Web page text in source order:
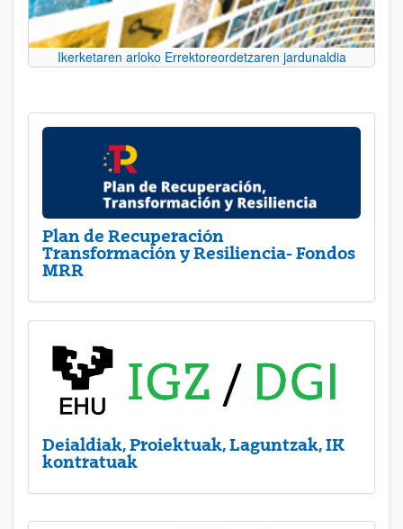
Ikerketaren arloko Errektoreordetzaren jardunaldia
Plan de Recuperación
Transformación y Resiliencia- Fondos
MRR
Deialdiak, Proiektuak, Laguntzak, IK
kontratuak